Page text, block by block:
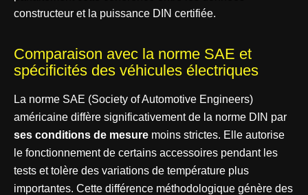
constructeur et la puissance DIN certifiée.
Comparaison avec la norme SAE et
spécificités des véhicules électriques
La norme SAE (Society of Automotive Engineers)
américaine diffère significativement de la norme DIN par
ses conditions de mesure moins strictes. Elle autorise
le fonctionnement de certains accessoires pendant les
tests et tolère des variations de température plus
importantes. Cette différence méthodologique génère des